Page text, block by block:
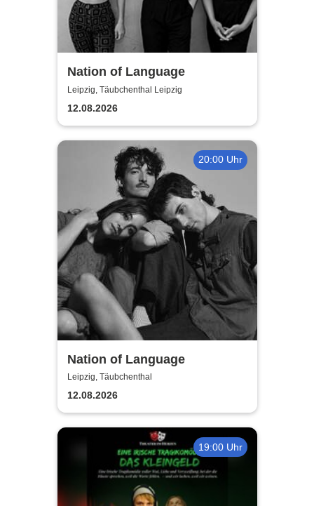
Nation of Language
Leipzig, Täubchenthal Leipzig
12.08.2026
20:00 Uhr
Nation of Language
Leipzig, Täubchenthal
12.08.2026
19:00 Uhr